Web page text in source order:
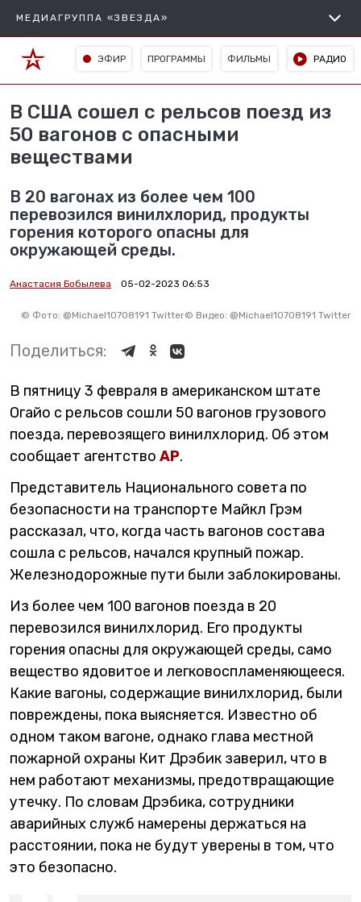
МЕДИАГРУППА «ЗВЕЗДА»
ЭФИР ПРОГРАММЫ ФИЛЬМЫ РАДИО
В США сошел с рельсов поезд из
50 вагонов с опасными
веществами
В 20 вагонах из более чем 100
перевозился винилхлорид, продукты
горения которого опасны для
окружающей среды.
Анастасия Бобылева 05-02-2023 06:53
© Фото: @Michael10708191 Twitter© Видео: @Michael10708191 Twitter
Поделиться:
В пятницу 3 февраля в американском штате
Огайо с рельсов сошли 50 вагонов грузового
поезда, перевозящего винилхлорид. Об этом
сообщает агентство AP.
Представитель Национального совета по
безопасности на транспорте Майкл Грэм
рассказал, что, когда часть вагонов состава
сошла с рельсов, начался крупный пожар.
Железнодорожные пути были заблокированы.
Из более чем 100 вагонов поезда в 20
перевозился винилхлорид. Его продукты
горения опасны для окружающей среды, само
вещество ядовитое и легковоспламеняющееся.
Какие вагоны, содержащие винилхлорид, были
повреждены, пока выясняется. Известно об
одном таком вагоне, однако глава местной
пожарной охраны Кит Дрэбик заверил, что в
нем работают механизмы, предотвращающие
утечку. По словам Дрэбика, сотрудники
аварийных служб намерены держаться на
расстоянии, пока не будут уверены в том, что
это безопасно.